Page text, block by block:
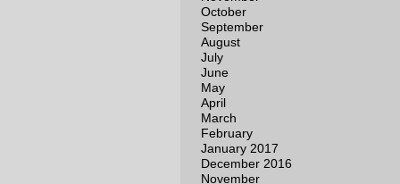
October
September
August
July
June
May
April
March
February
January 2017
December 2016
November